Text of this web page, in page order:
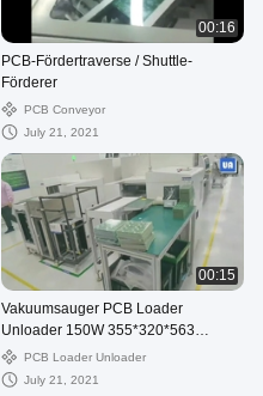
00:16
PCB-Fördertraverse / Shuttle-
Förderer
PCB Conveyor
July 21, 2021
00:15
Vakuumsauger PCB Loader
Unloader 150W 355*320*563
Magazin
PCB Loader Unloader
July 21, 2021